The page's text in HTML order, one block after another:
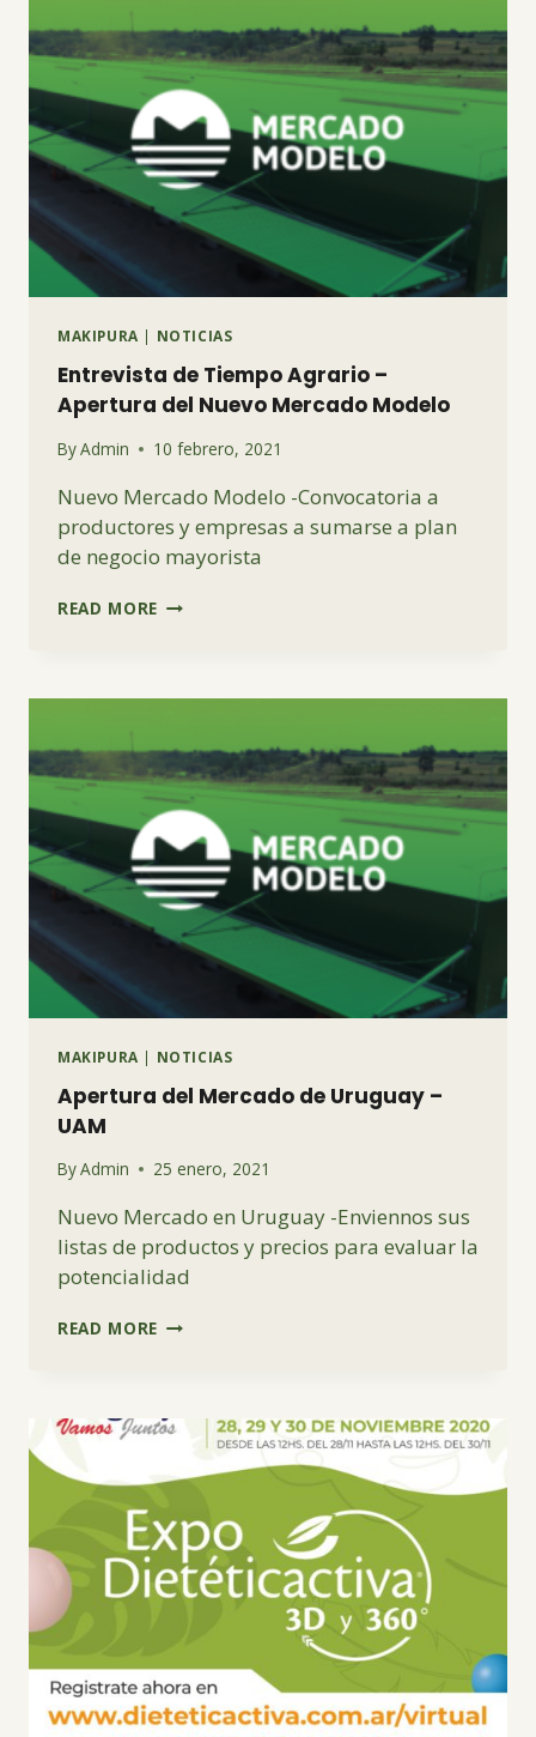
MAKIPURA | NOTICIAS
Entrevista de Tiempo Agrario –
Apertura del Nuevo Mercado Modelo
ByAdmin 10 febrero, 2021
Nuevo Mercado Modelo -Convocatoria a
productores y empresas a sumarse a plan
de negocio mayorista
READ MORE ENTREVISTA
–
DEL
NUEVO
MERCADO
MODELO
MAKIPURA | NOTICIAS
Apertura del Mercado de Uruguay –
UAM
ByAdmin 25 enero, 2021
Nuevo Mercado en Uruguay -Enviennos sus
listas de productos y precios para evaluar la
potencialidad
READ MORE APERTURA
URUGUAY
–